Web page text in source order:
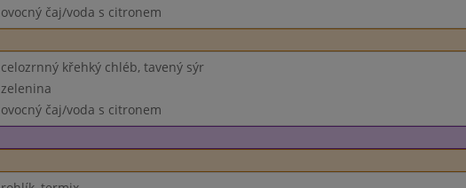
ovocný čaj/voda s citronem
celozrnný křehký chléb, tavený sýr
zelenina
ovocný čaj/voda s citronem